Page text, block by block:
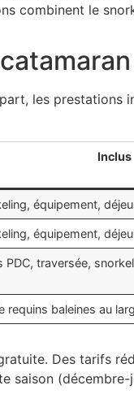
combinent le
les prestations
Inclus
équipement,
équipement,
PDC, traversée,
requins baleines au
Des tarifs
saison